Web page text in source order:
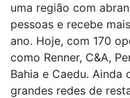
uma região com
pessoas e recebe
ano. Hoje, com 170
como Renner, C&A,
Bahia e Caedu.
grandes redes de